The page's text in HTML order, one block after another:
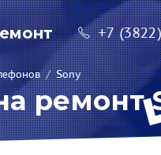
+7
/ Sony
ремонт